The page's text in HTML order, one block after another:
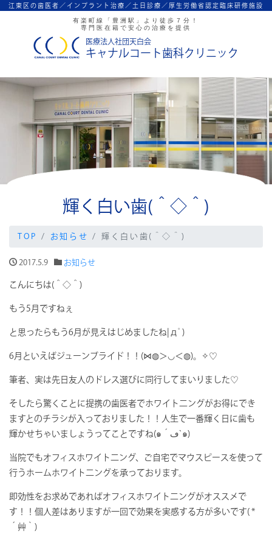
江東区の歯医者／インプラント治療／ 土日診療／厚生労働省認定臨床研修施設
有楽町線「豊洲駅」より徒歩７分！
専門医在籍で安心の治療を提供
医療法人社団天白会
キャナルコート歯科クリニック
輝く白い歯(＾◇＾)
TOP お知らせ 輝く白い歯(＾◇＾)
2017.5.9 お知らせ
こんにちは(＾◇＾)
もう5月ですねぇ
と思ったらもう6月が見えはじめましたね|дﾟ)
6月といえばジューンブライド！！(⋈◍＞◡＜◍)。✧♡
筆者、実は先日友人のドレス選びに同行してまいりました♡
そしたら驚くことに提携の歯医者でホワイト二ングがお得にでき
ますとのチラシが入っておりました！！人生で一番輝く日に歯も
輝かせちゃいましょうってことですね(๑´ڡ`๑)
当院でもオフィスホワイト二ング、ご自宅でマウスピースを使って
行うホームホワイト二ングを承っております。
即効性をお求めであればオフィスホワイト二ングがオススメで
す！！個人差はありますが一回で効果を実感する方が多いです( *
´艸｀)